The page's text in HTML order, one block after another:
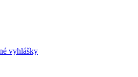
vyhlášky